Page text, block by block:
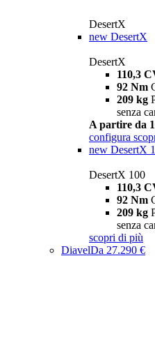
DesertX
new DesertX
DesertX
110,3
92 Nm
209 kg
senza
A partire da
configura
new DesertX
DesertX 100
110,3
92 Nm
209 kg
senza
scopri di più
DiavelDa 27.290 €